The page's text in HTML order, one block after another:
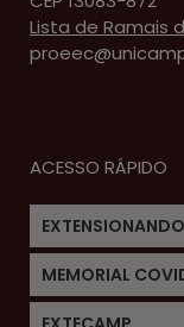
Lista de Ramais
ACESSO RÁPIDO
EXTENSIONANDO
MEMORIAL